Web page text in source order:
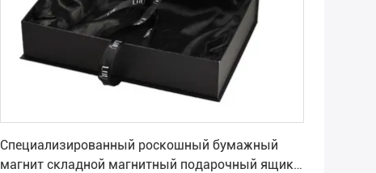
Специализированный роскошный бумажный
магнит складной магнитный подарочный ящик